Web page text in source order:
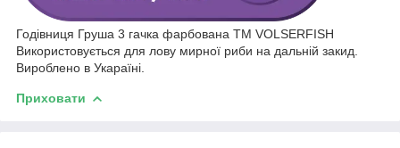
Годівниця Груша 3 гачка фарбована ТМ VOLSERFISH
Використовується для лову мирної риби на дальній закид.
Вироблено в Укараїні.
Приховати